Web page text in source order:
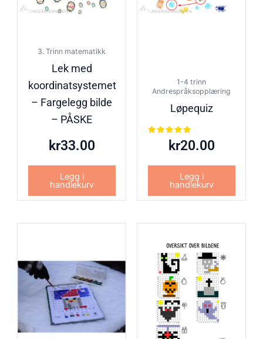
3. Trinn matematikk
Lek med
koordinatsystemet
– Fargelegg bilde
– PÅSKE
kr33.00
Legg i
handlekurv
1-4 trinn
Andrespråksopplæring
Løpequiz
Vurdert
5.00
kr20.00
Legg i
handlekurv